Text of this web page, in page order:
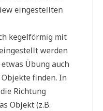
eingestellten
kegelförmig mit
werden
Übung auch
finden. In
Richtung
Objekt (z.B.